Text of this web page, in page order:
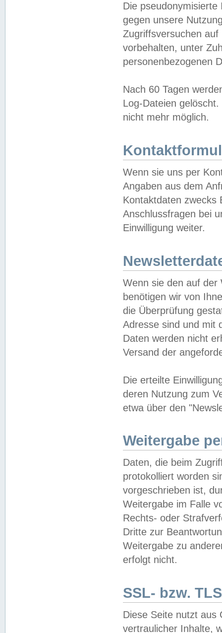
Die
gegen unsere
Zugriffsversuchen
vorbehalten, unter
personenbezogenen
Nach 60 Tagen
Log-Dateien
nicht mehr möglich.
Wenn sie uns per
Angaben aus dem
Kontaktdaten zwecks
Anschlussfragen bei
Einwilligung weiter.
Wenn sie den auf der
benötigen wir von
die Überprüfung
Adresse sind und mit
Daten werden nicht
Versand der
Die erteilte
deren Nutzung zum
etwa über den
Weitergabe
Daten, die beim
protokolliert worden
vorgeschrieben ist,
Weitergabe im Falle
Rechts- oder
Dritte zur
Weitergabe zu
erfolgt nicht.
SSL- bzw.
Diese Seite nutzt aus
vertraulicher Inhalte,